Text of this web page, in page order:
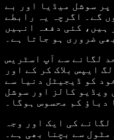
سوشل میڈیا اور بے
گے۔ اگرچہ یہ رابطے
ہیں، کئی دفعہ انہیں
ضروری ہو جاتا ہے۔
لگانے سے آپ اسٹریس
ایپس بلاک کر کے اور
کو ڈیجیٹل دنیا سے
ویڈیو کالز اور سوشل
دباؤ کم محسوس ہوگا۔
کی ایک اور وجہ
سے بچنا بھی ہے۔